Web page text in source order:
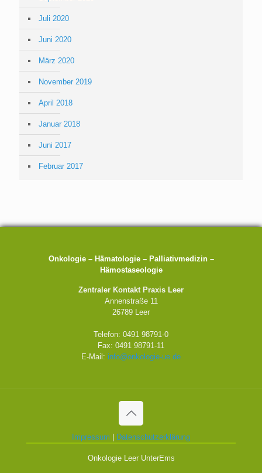
Juli 2020
Juni 2020
März 2020
November 2019
April 2018
Januar 2018
Juni 2017
Februar 2017
Onkologie – Hämatologie – Palliativmedizin –
Hämostaseologie
Zentraler Kontakt Praxis Leer
Annenstraße 11
26789 Leer
Telefon: 0491 98791-0
Fax: 0491 98791-11
E-Mail: info@onkologie-ue.de
Impressum | Datenschutzerklärung
Onkologie Leer UnterEms